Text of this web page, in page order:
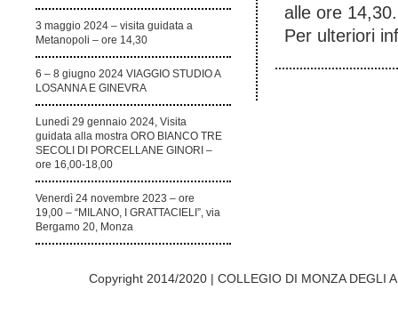
3 maggio 2024 – visita guidata a
Metanopoli – ore 14,30
6 – 8 giugno 2024 VIAGGIO STUDIO A
LOSANNA E GINEVRA
Lunedì 29 gennaio 2024, Visita
guidata alla mostra ORO BIANCO TRE
SECOLI DI PORCELLANE GINORI –
ore 16,00-18,00
Venerdì 24 novembre 2023 – ore
19,00 – “MILANO, I GRATTACIELI”, via
Bergamo 20, Monza
alle ore
Per ulteriori
Copyright 2014/2020 | COLLEGIO DI MONZA DEGLI